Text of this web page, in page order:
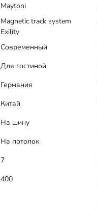
Maytoni
Magnetic track system
Exility
Современный
Для гостиной
Германия
Китай
На шину
На потолок
7
400